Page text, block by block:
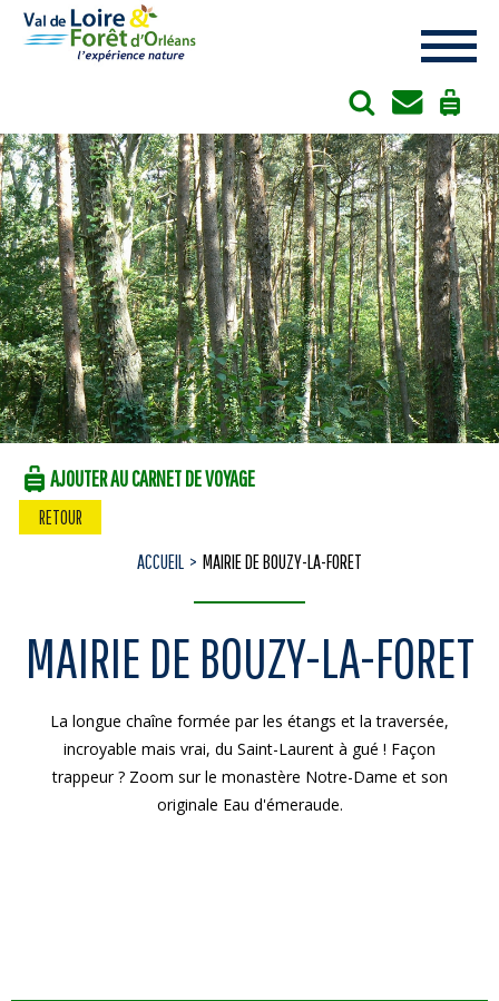
AJOUTER AU CARNET DE VOYAGE
RETOUR
ACCUEIL MAIRIE DE BOUZY-LA-FORET
MAIRIE DE BOUZY-LA-FORET
La longue chaîne formée par les étangs et la traversée,
incroyable mais vrai, du Saint-Laurent à gué ! Façon
trappeur ? Zoom sur le monastère Notre-Dame et son
originale Eau d'émeraude.
Cookies management panel